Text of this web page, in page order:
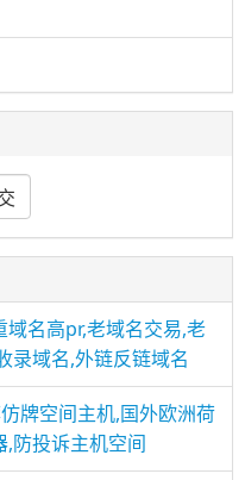
名高pr,老域名交易,老
录域名,外链反链域名
牌空间主机,国外欧洲荷
,防投诉主机空间